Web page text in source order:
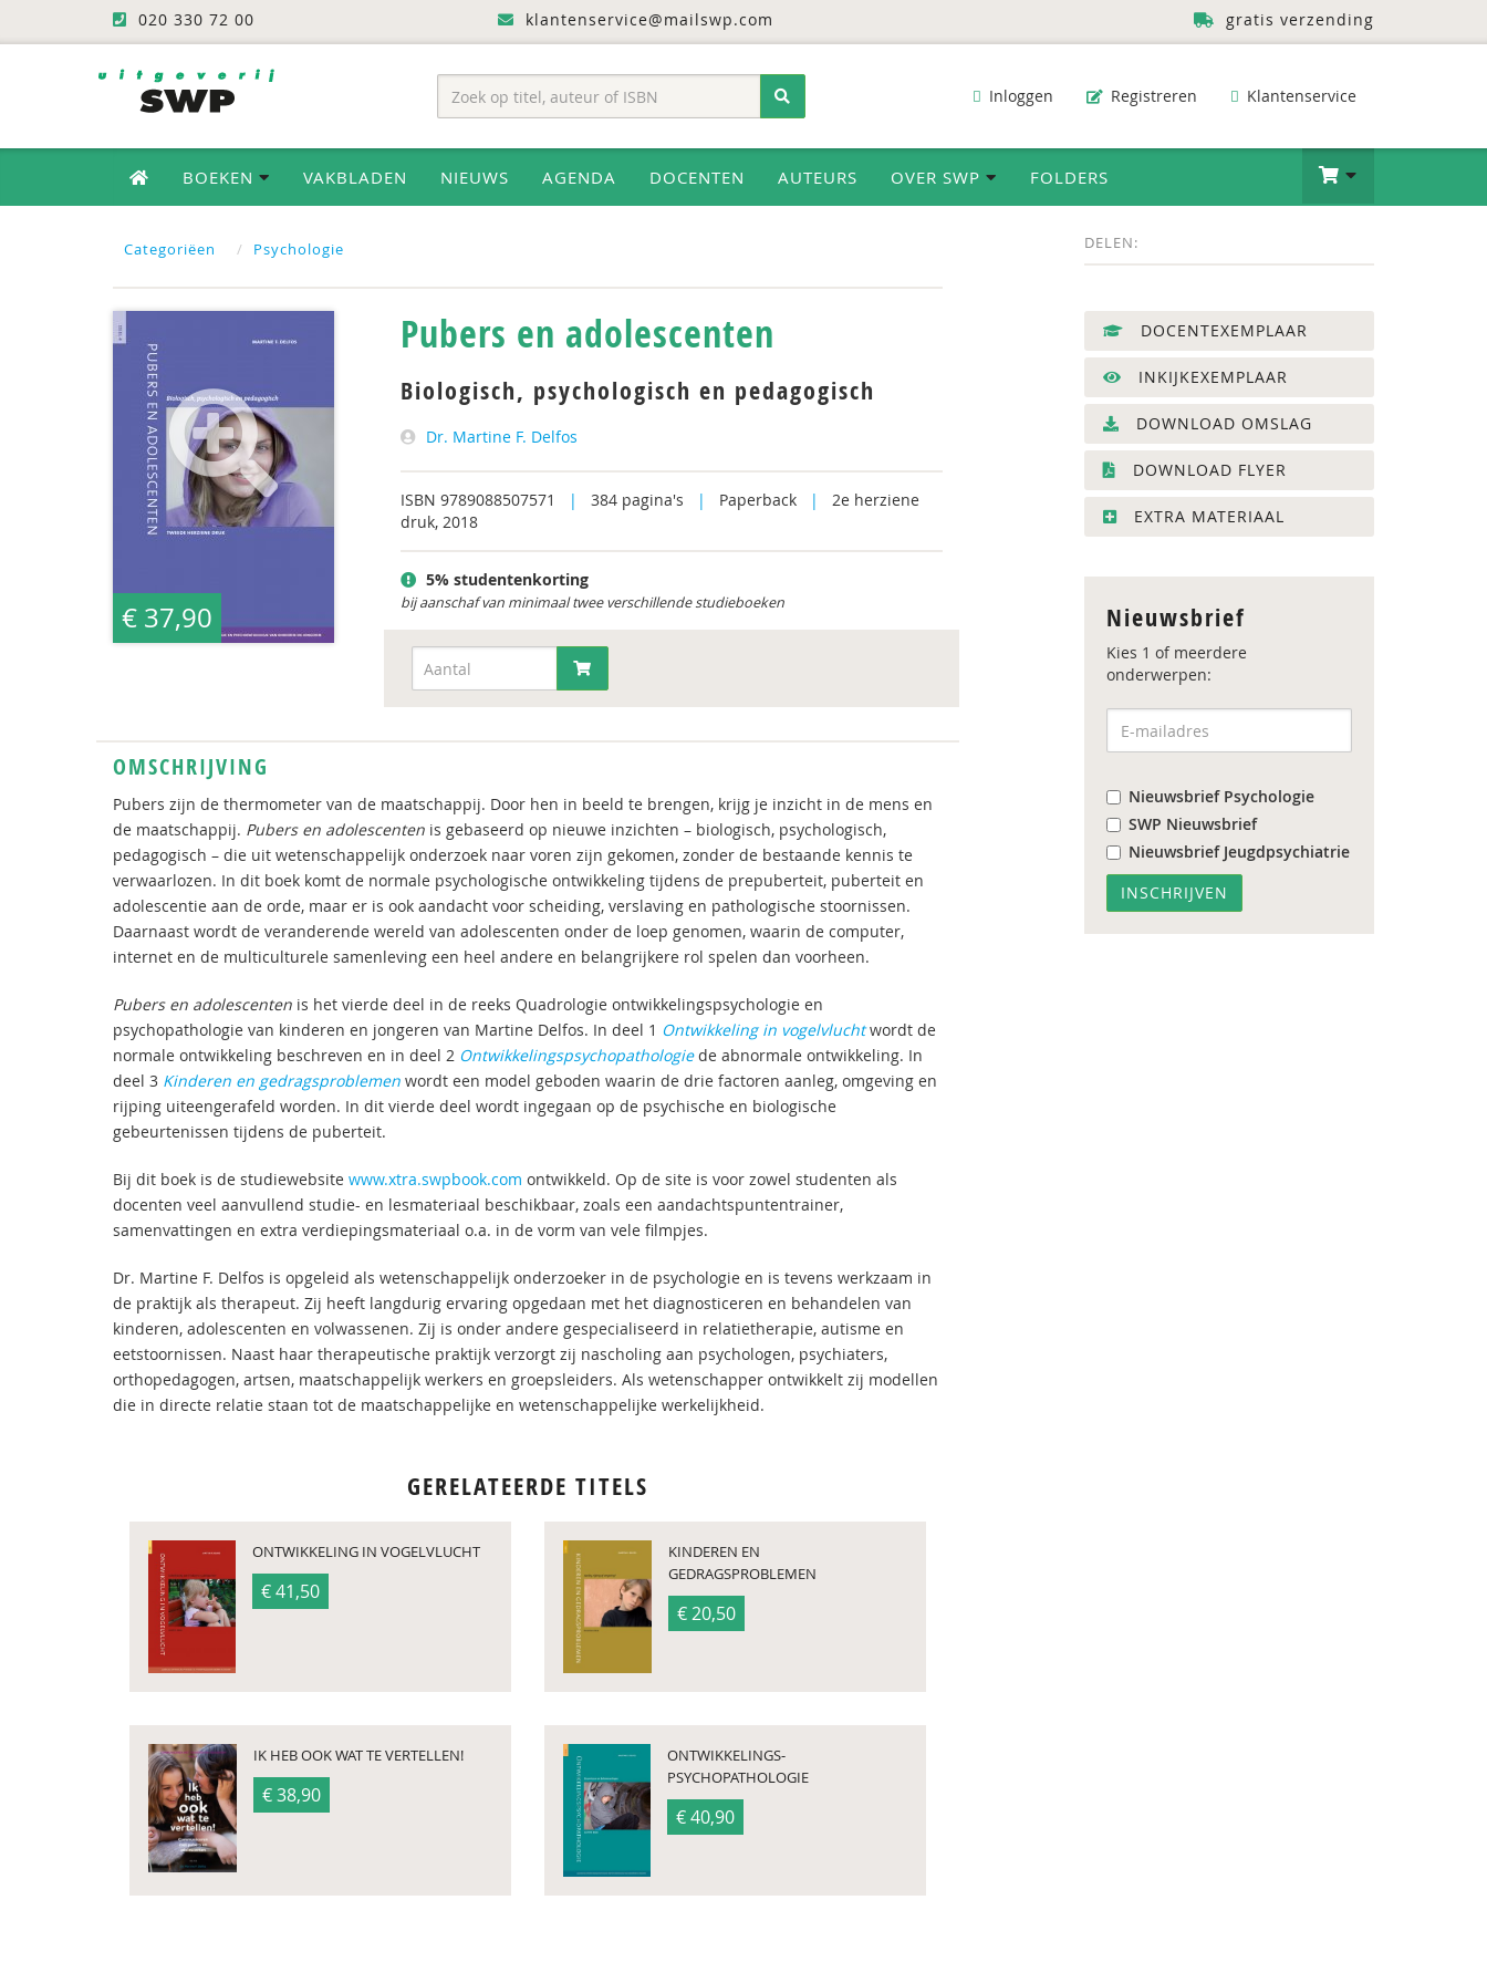
020 330 72 00 klantenservice@mailswp.com gratis verzending
Inloggen Registreren Klantenservice
BOEKEN VAKBLADEN NIEUWS AGENDA DOCENTEN AUTEURS OVER SWP FOLDERS
Categoriëen Psychologie DELEN:
€ 37,90
Pubers en adolescenten
Biologisch, psychologisch en pedagogisch
Dr. Martine F. Delfos
ISBN 9789088507571 | 384 pagina's | Paperback |
2e herziene
druk, 2018
5% studentenkorting
bij aanschaf van minimaal twee verschillende studieboeken
OMSCHRIJVING
Pubers zijn de thermometer van de maatschappij. Door hen in beeld te brengen, krijg je inzicht in de mens en
de maatschappij. Pubers en adolescenten is gebaseerd op nieuwe inzichten – biologisch, psychologisch,
pedagogisch – die uit wetenschappelijk onderzoek naar voren zijn gekomen, zonder de bestaande kennis te
verwaarlozen. In dit boek komt de normale psychologische ontwikkeling tijdens de prepuberteit, puberteit en
adolescentie aan de orde, maar er is ook aandacht voor scheiding, verslaving en pathologische stoornissen.
Daarnaast wordt de veranderende wereld van adolescenten onder de loep genomen, waarin de computer,
internet en de multiculturele samenleving een heel andere en belangrijkere rol spelen dan voorheen.
Pubers en adolescenten is het vierde deel in de reeks Quadrologie ontwikkelingspsychologie en
psychopathologie van kinderen en jongeren van Martine Delfos. In deel 1 Ontwikkeling in vogelvlucht wordt de
normale ontwikkeling beschreven en in deel 2 Ontwikkelingspsychopathologie de abnormale ontwikkeling. In
deel 3 Kinderen en gedragsproblemen wordt een model geboden waarin de drie factoren aanleg, omgeving en
rijping uiteengerafeld worden. In dit vierde deel wordt ingegaan op de psychische en biologische
gebeurtenissen tijdens de puberteit.
Bij dit boek is de studiewebsite www.xtra.swpbook.com ontwikkeld. Op de site is voor zowel studenten als
docenten veel aanvullend studie- en lesmateriaal beschikbaar, zoals een aandachtspuntentrainer,
samenvattingen en extra verdiepingsmateriaal o.a. in de vorm van vele filmpjes.
Dr. Martine F. Delfos is opgeleid als wetenschappelijk onderzoeker in de psychologie en is tevens werkzaam in
de praktijk als therapeut. Zij heeft langdurig ervaring opgedaan met het diagnosticeren en behandelen van
kinderen, adolescenten en volwassenen. Zij is onder andere gespecialiseerd in relatietherapie, autisme en
eetstoornissen. Naast haar therapeutische praktijk verzorgt zij nascholing aan psychologen, psychiaters,
orthopedagogen, artsen, maatschappelijk werkers en groepsleiders. Als wetenschapper ontwikkelt zij modellen
die in directe relatie staan tot de maatschappelijke en wetenschappelijke werkelijkheid.
GERELATEERDE TITELS
ONTWIKKELING IN VOGELVLUCHT
€ 41,50
KINDEREN EN
GEDRAGSPROBLEMEN
€ 20,50
IK HEB OOK WAT TE VERTELLEN!
€ 38,90
ONTWIKKELINGS­­
PSYCHOPATHOLOGIE
€ 40,90
DOCENTEXEMPLAAR
INKIJKEXEMPLAAR
DOWNLOAD OMSLAG
DOWNLOAD FLYER
EXTRA MATERIAAL
Nieuwsbrief
Kies 1 of meerdere
onderwerpen:
Nieuwsbrief Psychologie
SWP Nieuwsbrief
Nieuwsbrief Jeugdpsychiatrie